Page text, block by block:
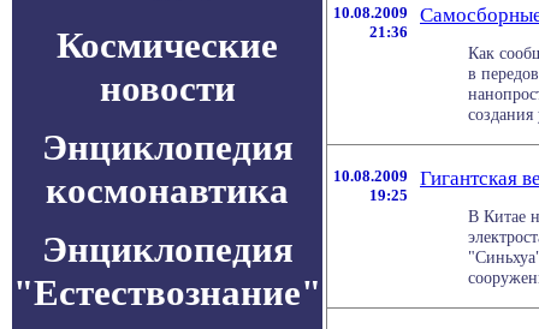
Космические
новости
Энциклопедия
космонавтика
Энциклопедия
"Естествознание"
10.08.2009
21:36
Как
в
10.08.2009
19:25
Гигантская
В Китае